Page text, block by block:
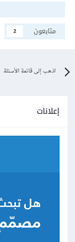
متابعون
2
اذهب إلى قائمة الأسئلة
إعلانات